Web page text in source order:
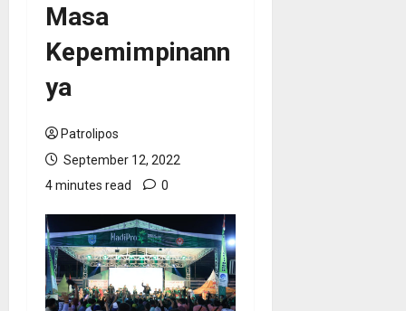
Masa
Kepemimpinann
ya
Patrolipos
September 12, 2022
4 minutes read
0